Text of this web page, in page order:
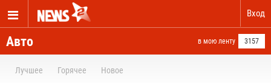
Вход
Авто в мою ленту 3157
Лучшее Горячее Новое